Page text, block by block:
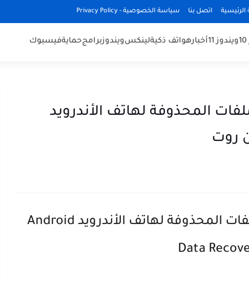
اتصل بنا سياسة الخصوصية - Privacy Policy
ويندوز 11 أخبارهواتف ذكيةلينكسويندوزبرامجحمايةفيسبوك
المحذوفة لهاتف الأندرويد
أفضل تطبيقات إسترجاع الملفات المحذوفة لهاتف الأندرويد Android
Data